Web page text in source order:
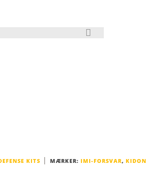
KITS MÆRKER: IMI-FORSVAR, KIDON